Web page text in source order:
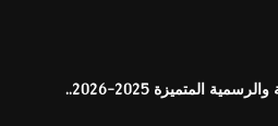
مصروفات المدارس التجريبية والرسمية المتميزة 2025-2026..